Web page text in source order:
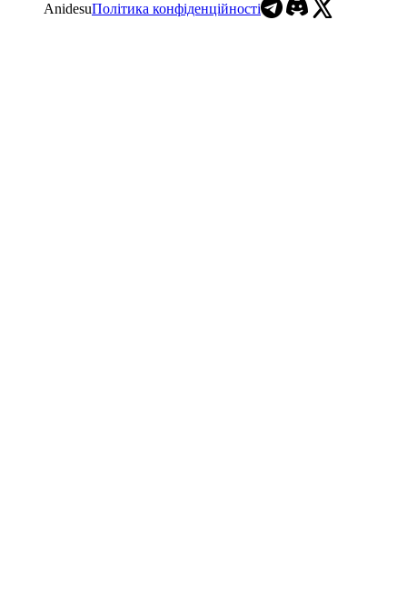
AnidesuПолітика конфіденційності